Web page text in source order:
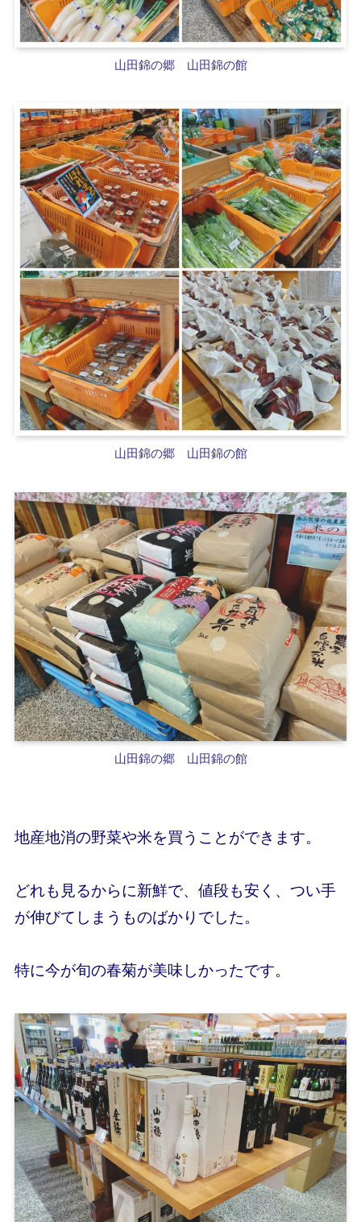
山田錦の郷 山田錦の館
山田錦の郷 山田錦の館
山田錦の郷 山田錦の館
地産地消の野菜や米を買うことができます。
どれも見るからに新鮮で、値段も安く、つい手
が伸びてしまうものばかりでした。
特に今が旬の春菊が美味しかったです。